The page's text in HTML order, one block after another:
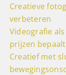
Creatieve
verbeteren
Videografie
prijzen
Creatief met